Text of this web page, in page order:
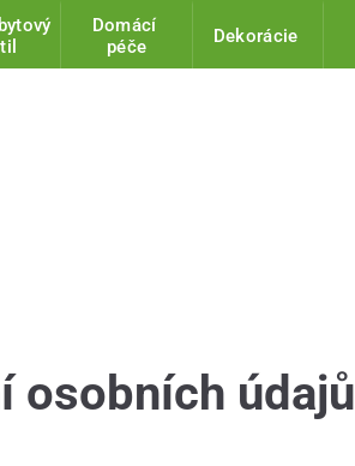
Domácí
péče
Dekorácie
osobních údajů